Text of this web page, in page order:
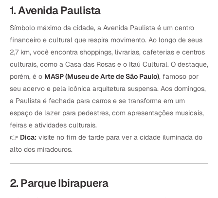
1. Avenida Paulista
Símbolo máximo da cidade, a Avenida Paulista é um centro
financeiro e cultural que respira movimento. Ao longo de seus
2,7 km, você encontra shoppings, livrarias, cafeterias e centros
culturais, como a Casa das Rosas e o Itaú Cultural. O destaque,
porém, é o MASP (Museu de Arte de São Paulo), famoso por
seu acervo e pela icônica arquitetura suspensa. Aos domingos,
a Paulista é fechada para carros e se transforma em um
espaço de lazer para pedestres, com apresentações musicais,
feiras e atividades culturais.
👉 Dica: visite no fim de tarde para ver a cidade iluminada do
alto dos miradouros.
2. Parque Ibirapuera